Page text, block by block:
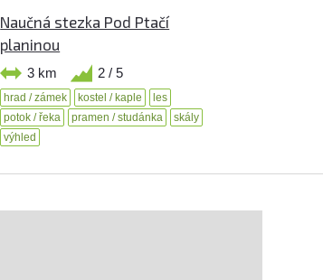
Naučná stezka Pod Ptačí
planinou
3 km 2 / 5
hrad / zámek kostel / kaple
les
potok / řeka
pramen / studánka
skály
výhled